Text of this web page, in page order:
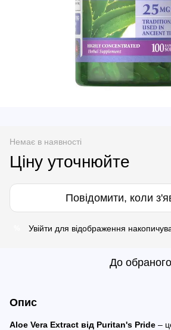
Немає в наявності
Ціну уточнюйте
Повідомити, коли
Увійти для відображення
До обраного
Опис
Aloe Vera Extract від Puritan's Pride –